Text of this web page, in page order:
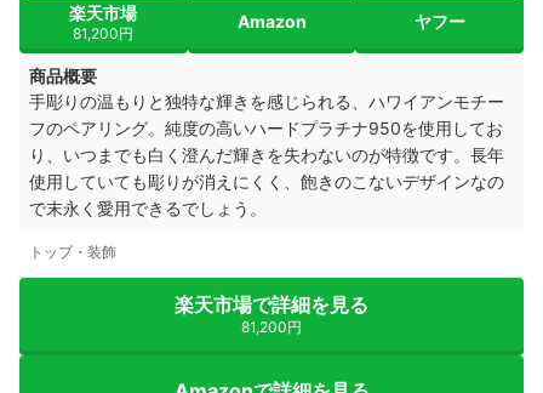
楽天市場
81,200円
Amazon ヤフー
商品概要
手彫りの温もりと独特な輝きを感じられる、ハワイアンモチー
フのペアリング。 純度の高いハードプラチナ950を使用してお
り、いつまでも白く澄んだ輝きを失わないのが特徴です。 長年
使用していても彫りが消えにくく、飽きのこないデザインなの
で末永く愛用できるでしょう。
トップ・装飾
楽天市場で詳細を見る
81,200円